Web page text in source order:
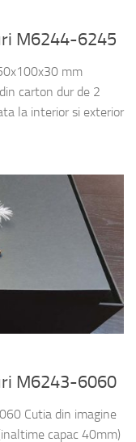
M6244-6245
mm
carton dur de 2
la interior si exterior
M6243-6060
Cutia din imagine
capac 40mm)